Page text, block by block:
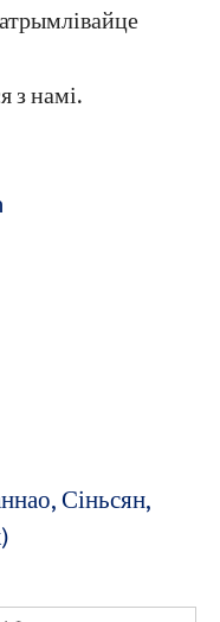
з намі.
Сіньсян,